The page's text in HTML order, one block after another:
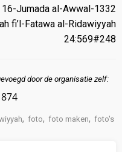
Jumada al-Awwal-1332
fi’l-Fatawa al-Ridawiyyah
24:569#248
door de organisatie zelf:
874
, foto, foto maken, foto's